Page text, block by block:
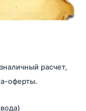
расчет,
оферты.